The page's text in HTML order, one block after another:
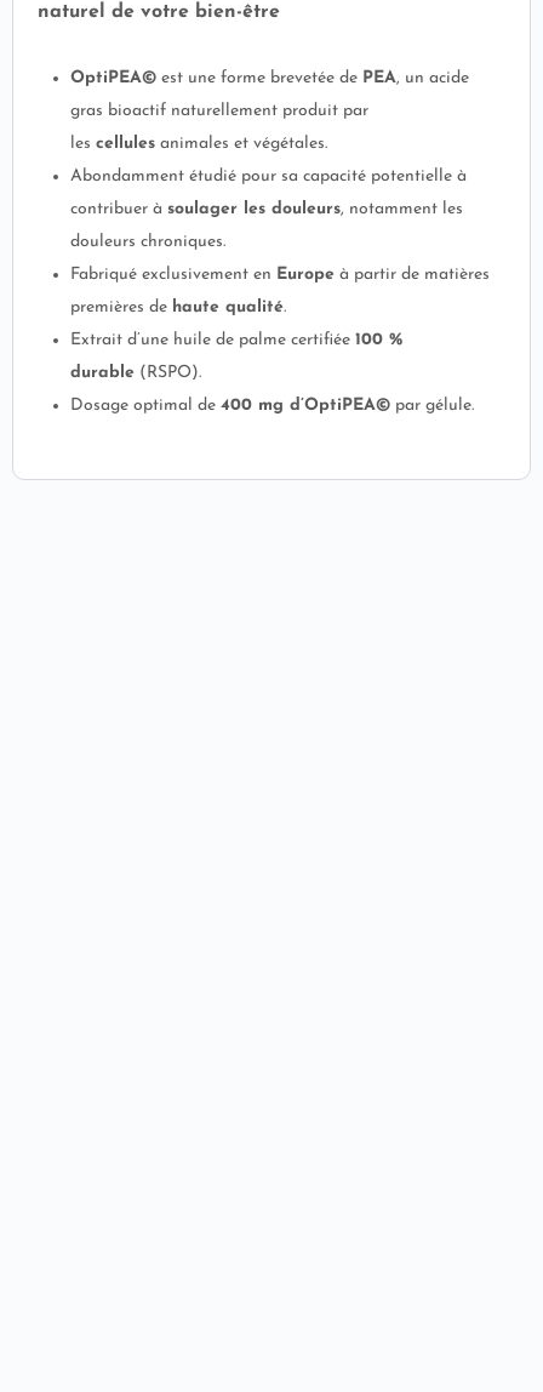
naturel de votre bien-être
OptiPEA© est une forme brevetée de PEA, un acide
gras bioactif naturellement produit par
les cellules animales et végétales.
Abondamment étudié pour sa capacité potentielle à
contribuer à soulager les douleurs, notamment les
douleurs chroniques.
Fabriqué exclusivement en Europe à partir de matières
premières de haute qualité.
Extrait d’une huile de palme certifiée 100 %
durable (RSPO).
Dosage optimal de 400 mg d’OptiPEA© par gélule.